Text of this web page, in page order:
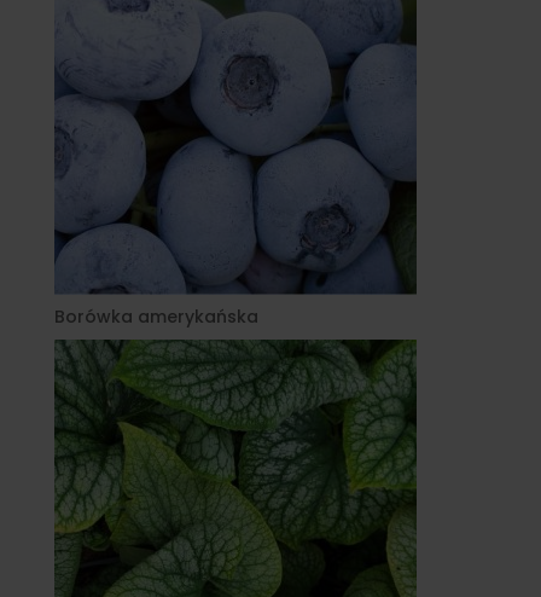
Borówka amerykańska